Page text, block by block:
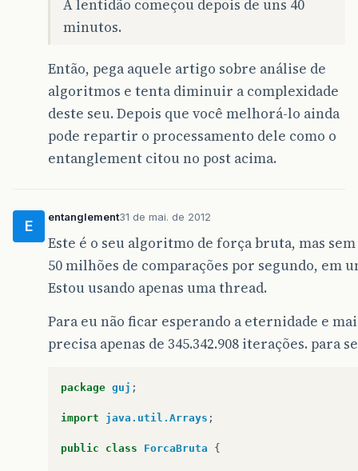
A lentidão começou depois de uns 40
minutos.
Então, pega aquele artigo sobre análise de
algoritmos e tenta diminuir a complexidade
deste seu. Depois que você melhorá-lo ainda
pode repartir o processamento dele como o
entanglement citou no post acima.
E
entanglement31 de mai. de 2012
Este é o seu algoritmo de força bruta, mas
50 milhões de comparações por segundo, em
Estou usando apenas uma thread.
Para eu não ficar esperando a eternidade e
precisa apenas de 345.342.908 iterações. para
package guj ;
import java.util.Arrays ;
public class ForcaBruta {